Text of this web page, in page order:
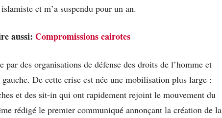
et m’a suspendu pour un an.
aussi: Compromissions cairotes
par des organisations de défense des droits de l’homme et
De cette crise est née une mobilisation plus large :
et des sit-in qui ont rapidement rejoint le mouvement du
rédigé le premier communiqué annonçant la création de la